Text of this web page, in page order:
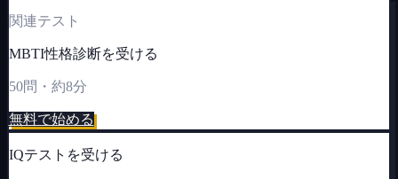
関連テスト
MBTI性格診断を受ける
50問・約8分
無料で始める
IQテストを受ける